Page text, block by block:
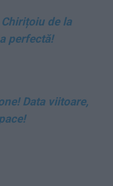
de la
perfectă!
Data viitoare,